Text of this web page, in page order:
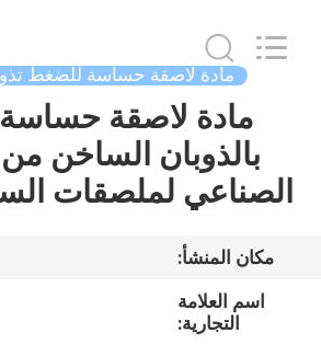
منتجات
معلومات
Adhesive
Products
مادة لاصقة حساسة للضغط
مادة لاصقة
بالذوبان الساخن
الصناعي لملصقات
مكان المنشأ:
اسم العلامة
التجارية: